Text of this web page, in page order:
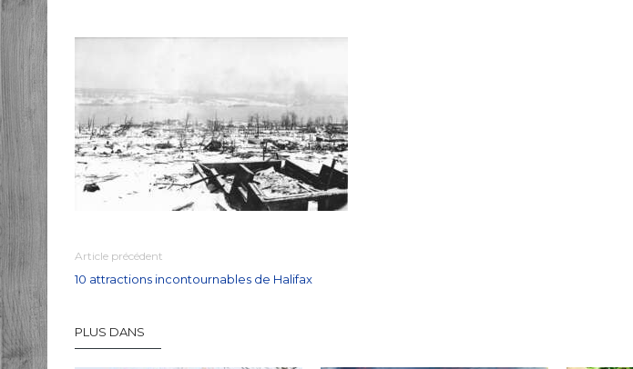
Article précédent
10 attractions incontournables de Halifax
PLUS DANS